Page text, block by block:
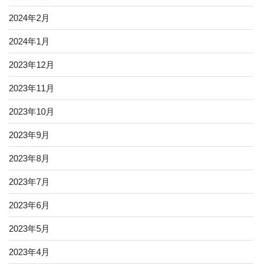
2024年2月
2024年1月
2023年12月
2023年11月
2023年10月
2023年9月
2023年8月
2023年7月
2023年6月
2023年5月
2023年4月